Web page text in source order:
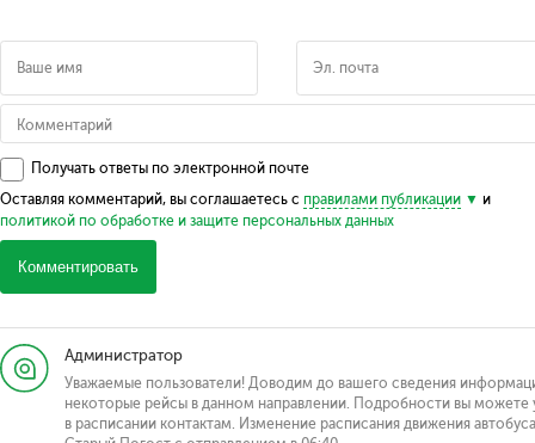
Получать ответы по электронной почте
Оставляя комментарий, вы соглашаетесь с правилами публикации
и
политикой по обработке и защите персональных данных
Комментировать
Администратор
Уважаемые пользователи! Доводим до вашего сведения
некоторые рейсы в данном направлении. Подробности вы можете
в расписании контактам. Изменение расписания движения